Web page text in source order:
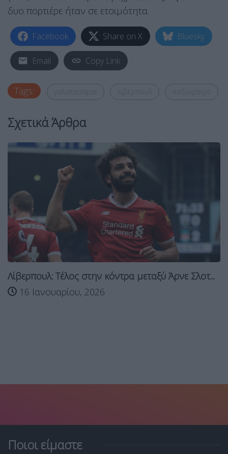
δυο πορτιέρε ήταν σε ετοιμότητα.
Facebook Share on X Bluesky
Email Copy Link
Tags:
Σχετικά Άρθρα
Λίβερπουλ: Τέλος στην κόντρα μεταξύ Άρνε Σλοτ...
16 Ιανουαρίου, 2026
Ποιοι είμαστε